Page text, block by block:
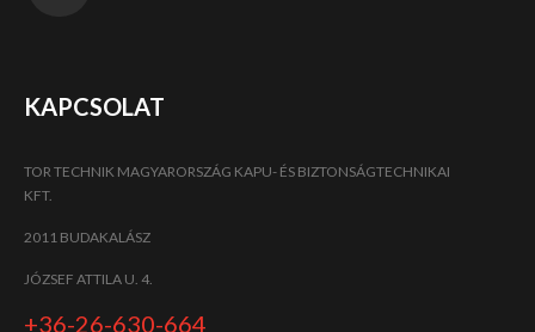
KAPCSOLAT
TOR TECHNIK MAGYARORSZÁG KAPU- ÉS BIZTONSÁGTECHNIKAI
KFT.
2011 BUDAKALÁSZ
JÓZSEF ATTILA U. 4.
+36-26-630-664